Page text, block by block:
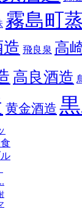
霧島町
飛良泉 高
高良酒造
黄金酒造